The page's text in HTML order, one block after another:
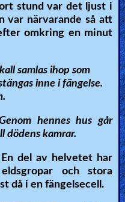
stund var det ljust i
var närvarande så att
omkring en minut
samlas ihop som
inne i fängelse.
hennes hus går
dödens kamrar.
del av helvetet har
och stora
då i en fängelsecell.